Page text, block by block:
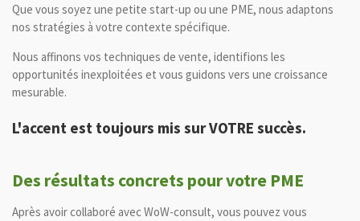
Que vous soyez une petite start-up ou une PME, nous adaptons
nos stratégies à votre contexte spécifique.
Nous affinons vos techniques de vente, identifions les
opportunités inexploitées et vous guidons vers une croissance
mesurable.
L'accent est toujours mis sur VOTRE succès.
Des résultats concrets pour votre PME
Après avoir collaboré avec WoW-consult, vous pouvez vous